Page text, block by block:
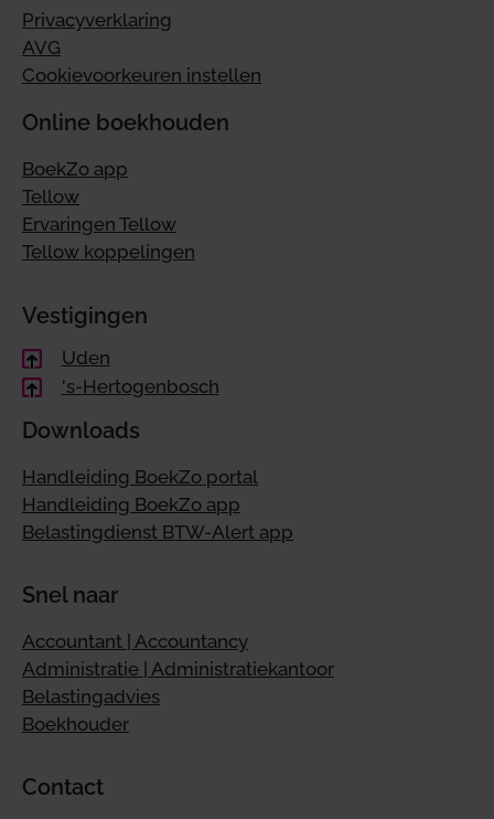
Privacyverklaring
AVG
Cookievoorkeuren instellen
Online boekhouden
BoekZo app
Tellow
Ervaringen Tellow
Tellow koppelingen
Vestigingen
Uden
's-Hertogenbosch
Downloads
Handleiding BoekZo portal
Handleiding BoekZo app
Belastingdienst BTW-Alert app
Snel naar
Accountant | Accountancy
Administratie | Administratiekantoor
Belastingadvies
Boekhouder
Contact